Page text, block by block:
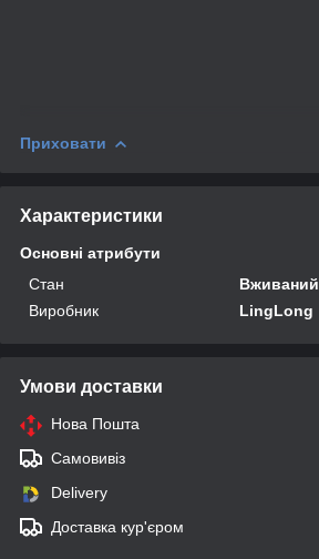
Приховати
Характеристики
Основні атрибути
Стан
Вживаний
Виробник
LingLong
Умови доставки
Нова Пошта
Самовивіз
Delivery
Доставка кур'єром